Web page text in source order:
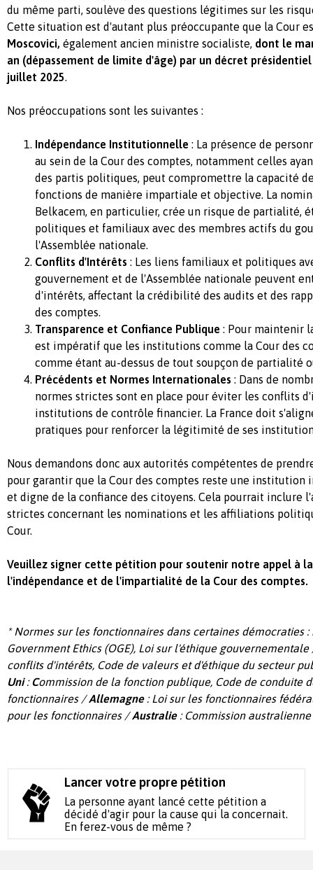
du même parti, soulève des questions légitimes sur les
Cette situation est d'autant plus préoccupante que la Cour
Moscovici, également ancien ministre socialiste, dont le
an (dépassement de limite d'âge) par un décret
juillet 2025.
Nos préoccupations sont les suivantes :
Indépendance Institutionnelle : La présence de
au sein de la Cour des comptes, notamment celles
des partis politiques, peut compromettre la capacité
fonctions de manière impartiale et objective. La
Belkacem, en particulier, crée un risque de partialité,
politiques et familiaux avec des membres actifs du
l'Assemblée nationale.
Conflits d'Intérêts : Les liens familiaux et politiques
gouvernement et de l'Assemblée nationale peuvent
d'intérêts, affectant la crédibilité des audits et des
des comptes.
Transparence et Confiance Publique : Pour maintenir
est impératif que les institutions comme la Cour des
comme étant au-dessus de tout soupçon de partialité
Précédents et Normes Internationales : Dans de
normes strictes sont en place pour éviter les conflits
institutions de contrôle financier. La France doit
pratiques pour renforcer la légitimité de ses
Nous demandons donc aux autorités compétentes de
pour garantir que la Cour des comptes reste une institution
et digne de la confiance des citoyens. Cela pourrait inclure
strictes concernant les nominations et les affiliations
Cour.
Veuillez signer cette pétition pour soutenir notre appel à
l'indépendance et de l'impartialité de la Cour des comptes.
* Normes sur les fonctionnaires dans certaines démocraties :
Government Ethics (OGE), Loi sur l'éthique
conflits d'intérêts, Code de valeurs et d'éthique du secteur
Uni:Commission de la fonction publique, Code de conduite
fonctionnaires /Allemagne: Loi sur les fonctionnaires
pour les fonctionnaires /Australie: Commission
Lancer votre propre pétition
La personne ayant lancé cette pétition a
décidé d'agir pour la cause qui la concernait.
En ferez-vous de même ?